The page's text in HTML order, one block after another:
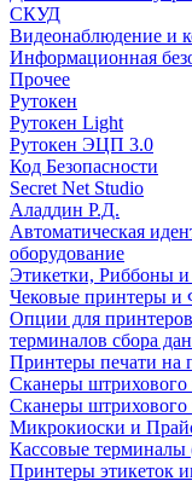
СКУД
Видеонаблюдение и
Информационная
Прочее
Рутокен
Рутокен Light
Рутокен ЭЦП 3.0
Код Безопасности
Secret Net Studio
Аладдин Р.Д.
Автоматическая
оборудование
Этикетки, Риббоны и
Чековые принтеры и
Опции для
терминалов сбора
Принтеры печати на
Сканеры штрихового
Сканеры
Микрокиоски и
Кассовые терминалы
Принтеры этикеток